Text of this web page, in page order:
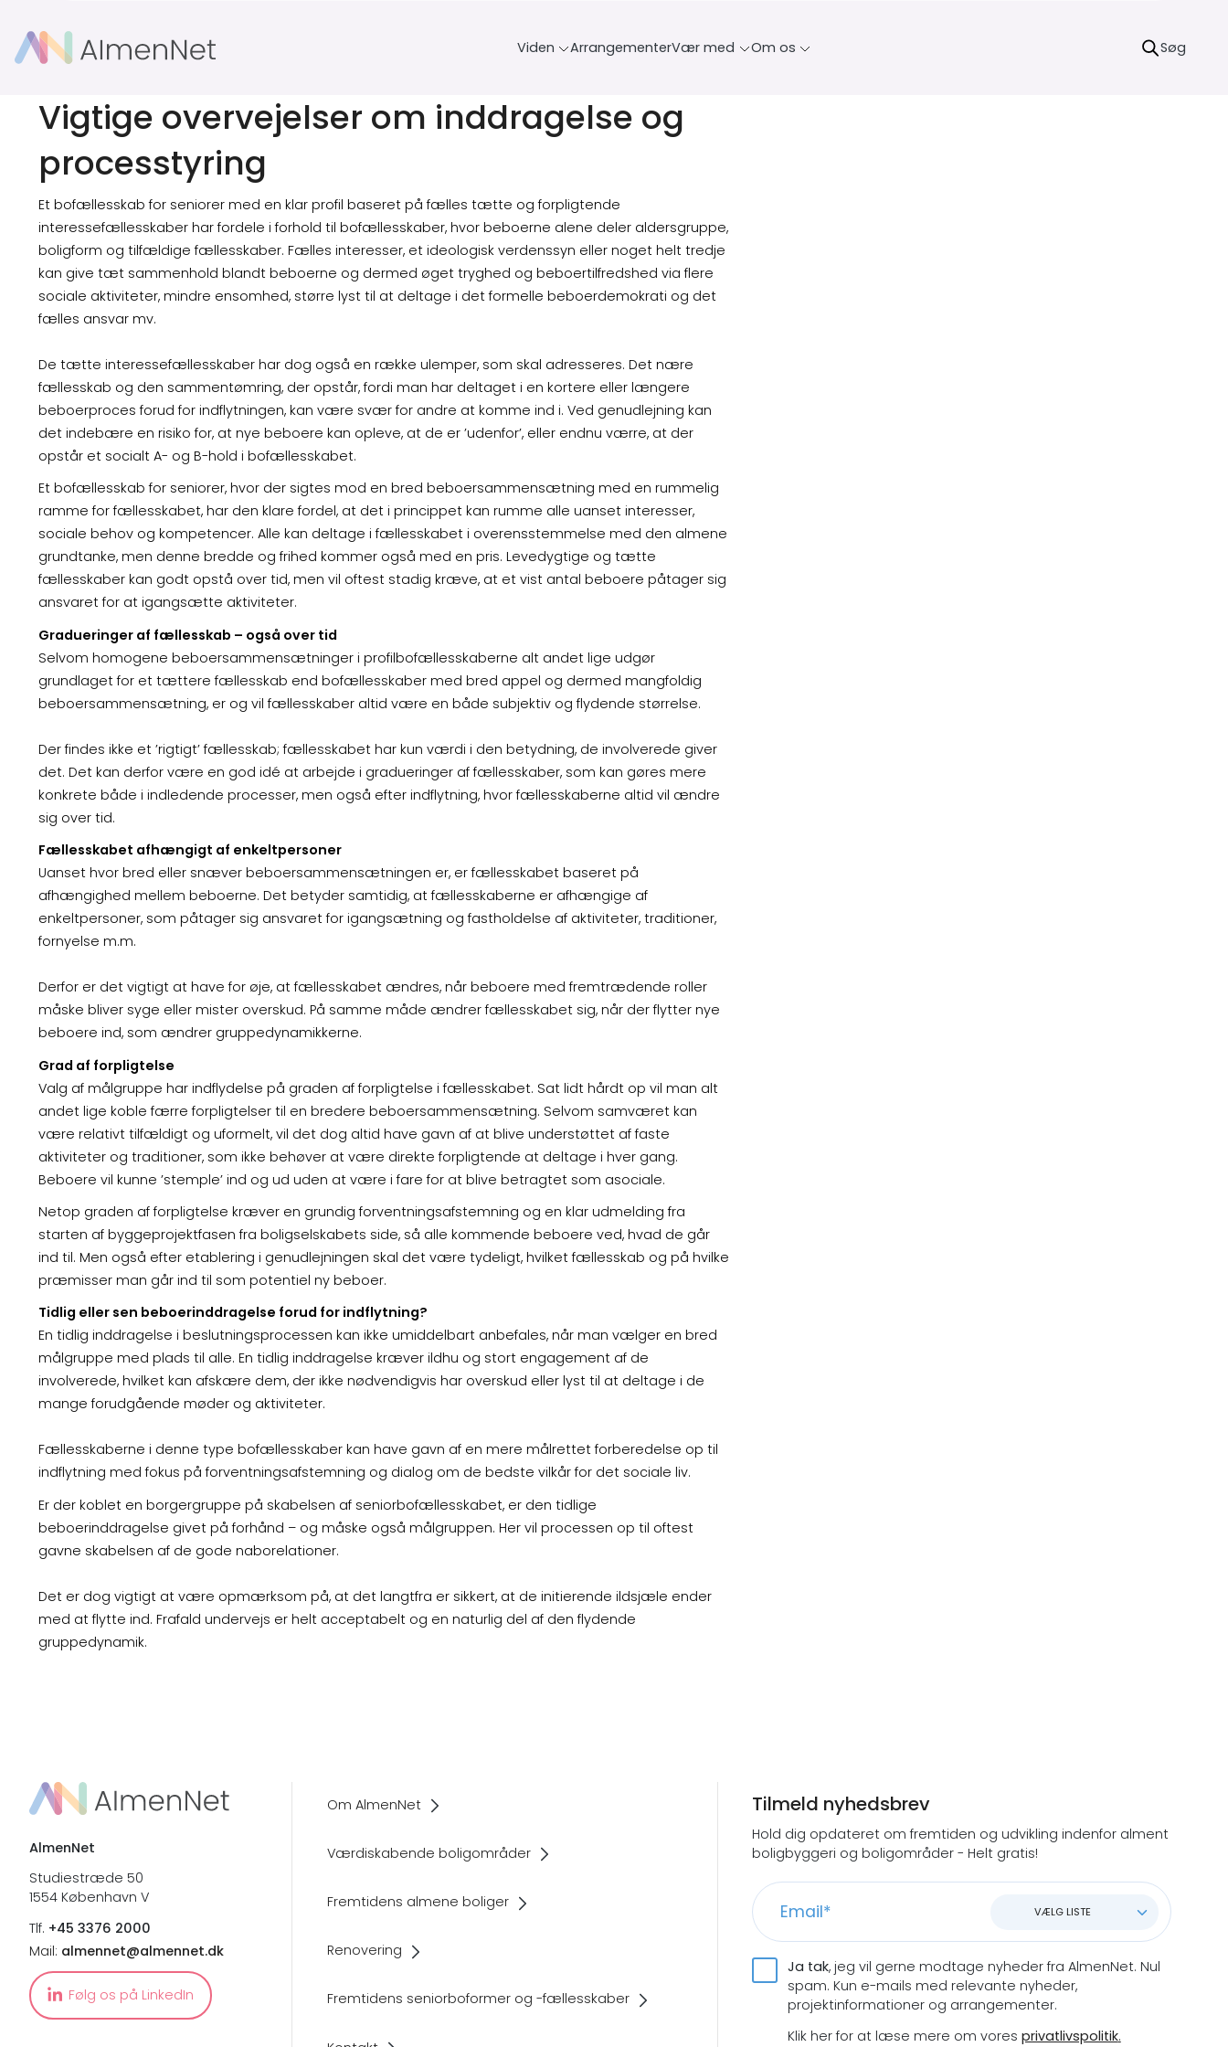
Viden ArrangementerVær med Om os
Vigtige overvejelser om inddragelse og
processtyring
Et bofællesskab for seniorer med en klar profil baseret på fælles tætte og forpligtende
interessefællesskaber har fordele i forhold til bofællesskaber, hvor beboerne alene deler aldersgruppe,
boligform og tilfældige fællesskaber. Fælles interesser, et ideologisk verdenssyn eller noget helt tredje
kan give tæt sammenhold blandt beboerne og dermed øget tryghed og beboertilfredshed via flere
sociale aktiviteter, mindre ensomhed, større lyst til at deltage i det formelle beboerdemokrati og det
fælles ansvar mv.
De tætte interessefællesskaber har dog også en række ulemper, som skal adresseres. Det nære
fællesskab og den sammentømring, der opstår, fordi man har deltaget i en kortere eller længere
beboerproces forud for indflytningen, kan være svær for andre at komme ind i. Ved genudlejning kan
det indebære en risiko for, at nye beboere kan opleve, at de er ’udenfor’, eller endnu værre, at der
opstår et socialt A- og B-hold i bofællesskabet.
Et bofællesskab for seniorer, hvor der sigtes mod en bred beboersammensætning med en rummelig
ramme for fællesskabet, har den klare fordel, at det i princippet kan rumme alle uanset interesser,
sociale behov og kompetencer. Alle kan deltage i fællesskabet i overensstemmelse med den almene
grundtanke, men denne bredde og frihed kommer også med en pris. Levedygtige og tætte
fællesskaber kan godt opstå over tid, men vil oftest stadig kræve, at et vist antal beboere påtager sig
ansvaret for at igangsætte aktiviteter.
Gradueringer af fællesskab – også over tid
Selvom homogene beboersammensætninger i profilbofællesskaberne alt andet lige udgør
grundlaget for et tættere fællesskab end bofællesskaber med bred appel og dermed mangfoldig
beboersammensætning, er og vil fællesskaber altid være en både subjektiv og flydende størrelse.
Der findes ikke et ’rigtigt’ fællesskab; fællesskabet har kun værdi i den betydning, de involverede giver
det. Det kan derfor være en god idé at arbejde i gradueringer af fællesskaber, som kan gøres mere
konkrete både i indledende processer, men også efter indflytning, hvor fællesskaberne altid vil ændre
sig over tid.
Fællesskabet afhængigt af enkeltpersoner
Uanset hvor bred eller snæver beboersammensætningen er, er fællesskabet baseret på
afhængighed mellem beboerne. Det betyder samtidig, at fællesskaberne er afhængige af
enkeltpersoner, som påtager sig ansvaret for igangsætning og fastholdelse af aktiviteter, traditioner,
fornyelse m.m.
Derfor er det vigtigt at have for øje, at fællesskabet ændres, når beboere med fremtrædende roller
måske bliver syge eller mister overskud. På samme måde ændrer fællesskabet sig, når der flytter nye
beboere ind, som ændrer gruppedynamikkerne.
Grad af forpligtelse
Valg af målgruppe har indflydelse på graden af forpligtelse i fællesskabet. Sat lidt hårdt op vil man alt
andet lige koble færre forpligtelser til en bredere beboersammensætning. Selvom samværet kan
være relativt tilfældigt og uformelt, vil det dog altid have gavn af at blive understøttet af faste
aktiviteter og traditioner, som ikke behøver at være direkte forpligtende at deltage i hver gang.
Beboere vil kunne ’stemple’ ind og ud uden at være i fare for at blive betragtet som asociale.
Netop graden af forpligtelse kræver en grundig forventningsafstemning og en klar udmelding fra
starten af byggeprojektfasen fra boligselskabets side, så alle kommende beboere ved, hvad de går
ind til. Men også efter etablering i genudlejningen skal det være tydeligt, hvilket fællesskab og på hvilke
præmisser man går ind til som potentiel ny beboer.
Tidlig eller sen beboerinddragelse forud for indflytning?
En tidlig inddragelse i beslutningsprocessen kan ikke umiddelbart anbefales, når man vælger en bred
målgruppe med plads til alle. En tidlig inddragelse kræver ildhu og stort engagement af de
involverede, hvilket kan afskære dem, der ikke nødvendigvis har overskud eller lyst til at deltage i de
mange forudgående møder og aktiviteter.
Fællesskaberne i denne type bofællesskaber kan have gavn af en mere målrettet forberedelse op til
indflytning med fokus på forventningsafstemning og dialog om de bedste vilkår for det sociale liv.
Er der koblet en borgergruppe på skabelsen af seniorbofællesskabet, er den tidlige
beboerinddragelse givet på forhånd – og måske også målgruppen. Her vil processen op til oftest
gavne skabelsen af de gode naborelationer.
Det er dog vigtigt at være opmærksom på, at det langtfra er sikkert, at de initierende ildsjæle ender
med at flytte ind. Frafald undervejs er helt acceptabelt og en naturlig del af den flydende
gruppedynamik.
AlmenNet
Studiestræde 50
1554 København V
Tlf. +45 3376 2000
Mail: almennet@almennet.dk
Følg os på LinkedIn
Om AlmenNet
Værdiskabende boligområder
Fremtidens almene boliger
Renovering
Fremtidens seniorboformer og -fællesskaber
Tilmeld nyhedsbrev
Hold dig opdateret om fremtiden og udvikling indenfor alment
boligbyggeri og boligområder - Helt gratis!
VÆLG LISTE
Ja tak, jeg vil gerne modtage nyheder fra AlmenNet. Nul
spam. Kun e-mails med relevante nyheder,
projektinformationer og arrangementer.
Klik her for at læse mere om vores privatlivspolitik.